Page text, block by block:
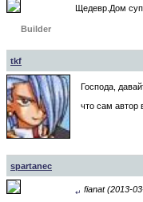
Builder
Щедевр.Дом
tkf
Господа,
что сам автор
spartanec
↵ fianat (2013-